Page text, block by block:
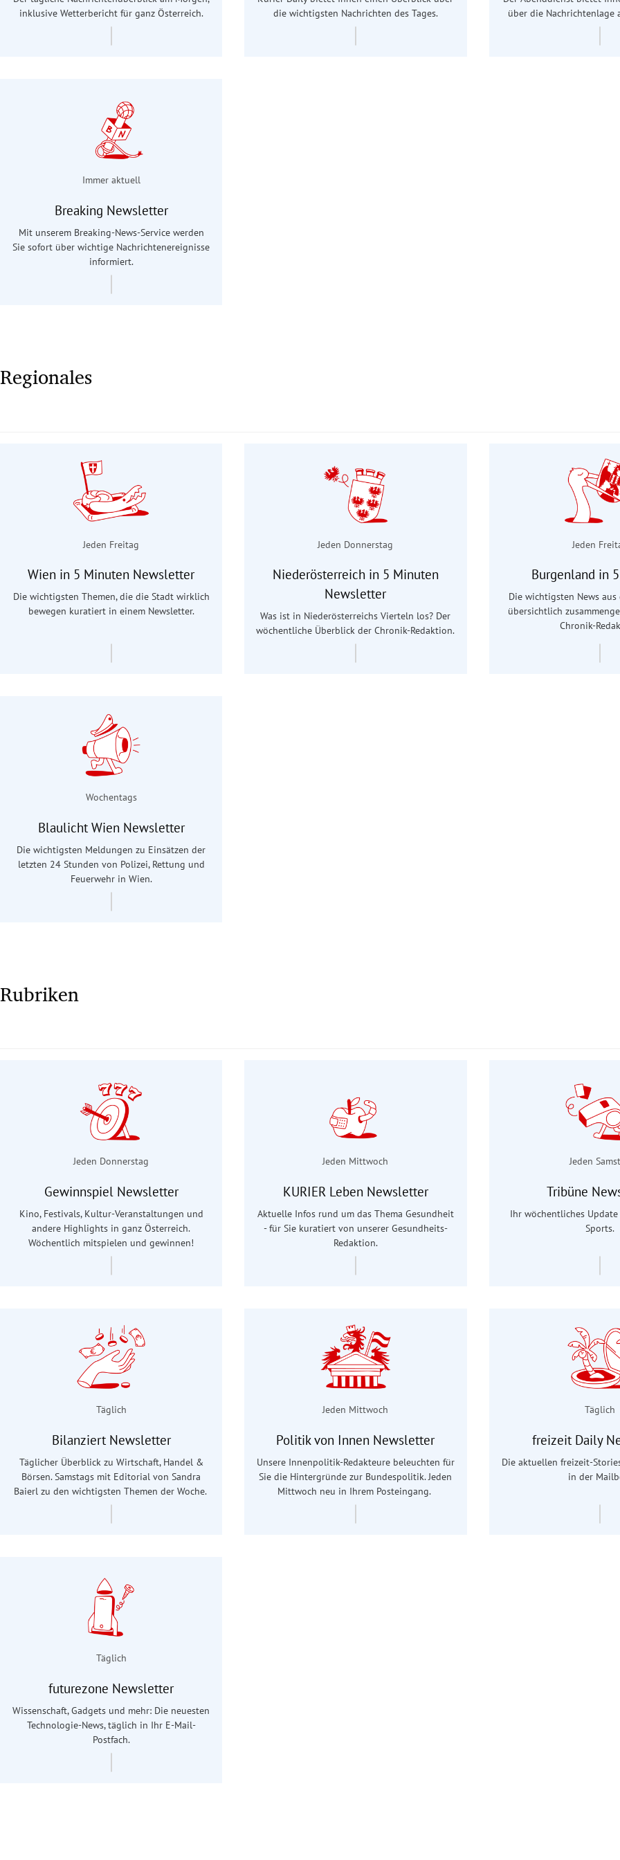
inklusive Wetterbericht für ganz Österreich.
die wichtigsten Nachrichten des Tages.
über die Nachrichtenlage
Immer aktuell
Breaking Newsletter
Mit unserem Breaking-News-Service werden
Sie sofort über wichtige Nachrichtenereignisse
informiert.
Regionales
Jeden Freitag
Wien in 5 Minuten Newsletter
Die wichtigsten Themen, die die Stadt wirklich
bewegen kuratiert in einem Newsletter.
Jeden Donnerstag
Niederösterreich in 5 Minuten
Newsletter
Was ist in Niederösterreichs Vierteln los? Der
wöchentliche Überblick der Chronik-Redaktion.
Jeden
Burgenland in
Die wichtigsten News
übersichtlich
Chronik-
Wochentags
Blaulicht Wien Newsletter
Die wichtigsten Meldungen zu Einsätzen der
letzten 24 Stunden von Polizei, Rettung und
Feuerwehr in Wien.
Rubriken
Jeden Donnerstag
Gewinnspiel Newsletter
Kino, Festivals, Kultur-Veranstaltungen und
andere Highlights in ganz Österreich.
Wöchentlich mitspielen und gewinnen!
Jeden Mittwoch
KURIER Leben Newsletter
Aktuelle Infos rund um das Thema Gesundheit
- für Sie kuratiert von unserer Gesundheits-
Redaktion.
Jeden
Tribüne
Ihr wöchentliches
Sports.
Täglich
Bilanziert Newsletter
Täglicher Überblick zu Wirtschaft, Handel &
Börsen. Samstags mit Editorial von Sandra
Baierl zu den wichtigsten Themen der Woche.
Jeden Mittwoch
Politik von Innen Newsletter
Unsere Innenpolitik-Redakteure beleuchten für
Sie die Hintergründe zur Bundespolitik. Jeden
Mittwoch neu in Ihrem Posteingang.
Täglich
freizeit Daily
Die aktuellen freizeit-
in der
Täglich
futurezone Newsletter
Wissenschaft, Gadgets und mehr: Die neuesten
Technologie-News, täglich in Ihr E-Mail-
Postfach.